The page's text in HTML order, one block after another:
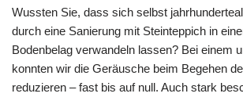
Wussten Sie, dass sich selbst
durch eine Sanierung mit Steinteppich in
Bodenbelag verwandeln lassen? Bei einem
konnten wir die Geräusche beim Begehen
reduzieren – fast bis auf null. Auch stark